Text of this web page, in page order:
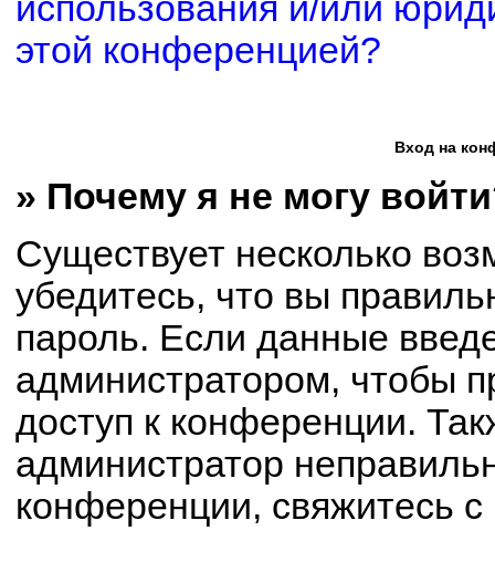
использования и/или
этой конференцией?
Вход на
» Почему я не могу
Существует несколько
убедитесь, что вы
пароль. Если данные
администратором, чтобы
доступ к конференции.
администратор
конференции, свяжитесь